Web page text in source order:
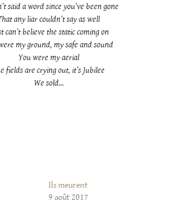
said a word since you’ve been gone
any liar couldn’t say as well
can’t believe the static coming on
my ground, my safe and sound
You were my aerial
fields are crying out, it’s Jubilee
We sold…
Ils meurent
9 août 2017